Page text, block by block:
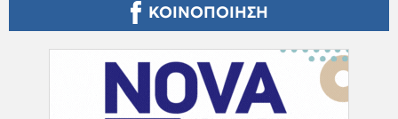
ΚΟΙΝΟΠΟΙΗΣΗ